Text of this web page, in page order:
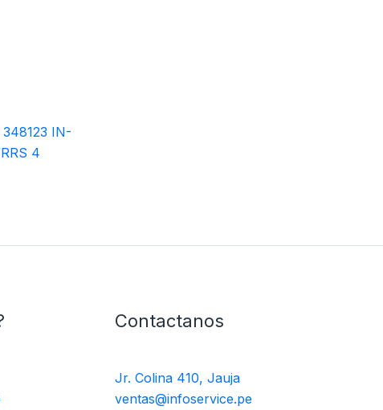
IN-
4
Contactanos
Jr. Colina 410, Jauja
ventas@infoservice.pe